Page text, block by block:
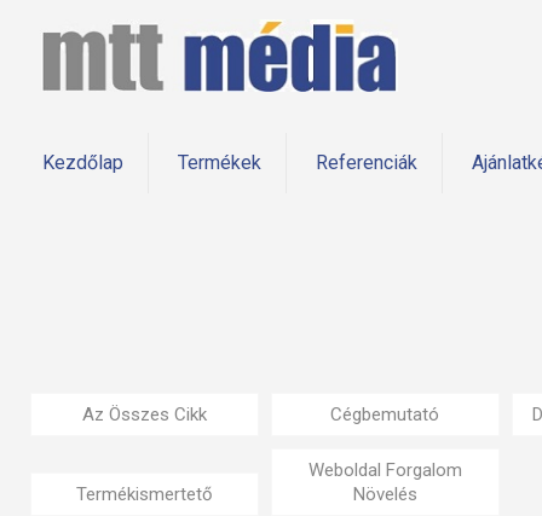
Kezdőlap Termékek Referenciák
Az Összes Cikk Cégbemutató
Termékismertető
Weboldal Forgalom
Növelés